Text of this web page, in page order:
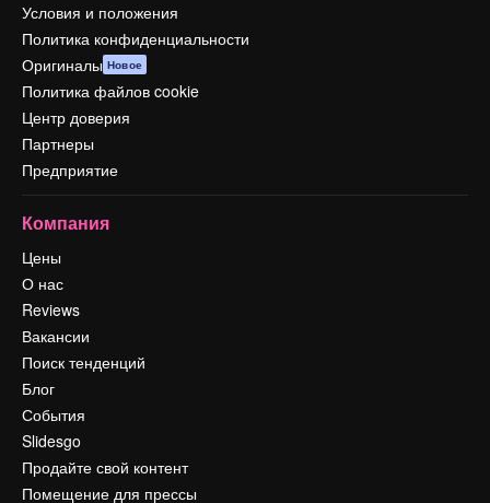
Условия и положения
Политика конфиденциальности
Оригиналы Новое
Политика файлов cookie
Центр доверия
Партнеры
Предприятие
Компания
Цены
О нас
Reviews
Вакансии
Поиск тенденций
Блог
События
Slidesgo
Продайте свой контент
Помещение для прессы